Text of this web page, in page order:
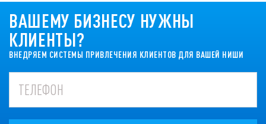
ВАШЕМУ БИЗНЕСУ НУЖНЫ
КЛИЕНТЫ?
ВНЕДРЯЕМ СИСТЕМЫ ПРИВЛЕЧЕНИЯ КЛИЕНТОВ ДЛЯ ВАШЕЙ НИШИ